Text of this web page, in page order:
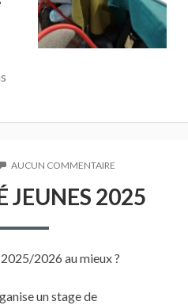
AUCUN COMMENTAIRE
D’ÉTÉ
JEUNES
JEUNES 2025
2026 au mieux ?
un stage de